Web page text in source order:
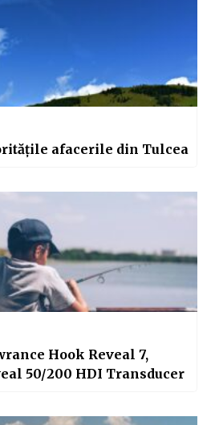
afacerile din Tulcea
Hook Reveal 7,
50/200 HDI Transducer